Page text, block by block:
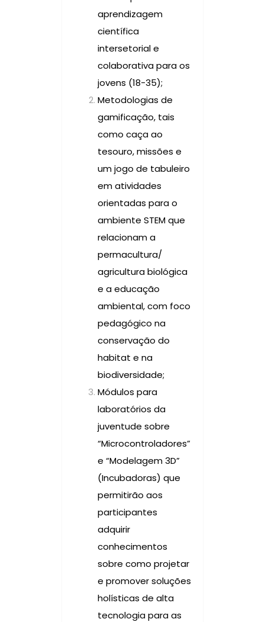
aprendizagem
científica
intersetorial e
colaborativa para os
jovens (18-35);
Metodologias de
gamificação, tais
como caça ao
tesouro, missões e
um jogo de tabuleiro
em atividades
orientadas para o
ambiente STEM que
relacionam a
permacultura/
agricultura biológica
e a educação
ambiental, com foco
pedagógico na
conservação do
habitat e na
biodiversidade;
Módulos para
laboratórios da
juventude sobre
“Microcontroladores”
e “Modelagem 3D”
(Incubadoras) que
permitirão aos
participantes
adquirir
conhecimentos
sobre como projetar
e promover soluções
holísticas de alta
tecnologia para as